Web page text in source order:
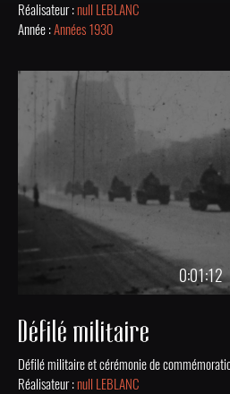
Réalisateur :null LEBLANC
Année :Années 1930
0:01:12
Défilé militaire
Défilé militaire et cérémonie de
Réalisateur :null LEBLANC